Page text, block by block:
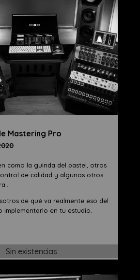
Mastering Pro
como la guinda del pastel, otros
de calidad y algunos otros
de qué va realmente eso del
implementarlo en tu estudio.
Sin existencias